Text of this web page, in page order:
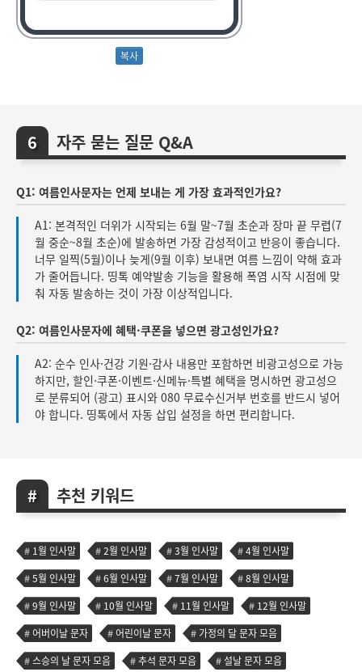
자주 묻는 질문 Q&A
Q1: 여름인사문자는 언제 보내는 게 가장 효과적인가요?
A1: 본격적인 더위가 시작되는 6월 말~7월 초순과 장마 끝 무렵(7
월 중순~8월 초순)에 발송하면 가장 감성적이고 반응이 좋습니다.
너무 일찍(5월)이나 늦게(9월 이후) 보내면 여름 느낌이 약해 효과
가 줄어듭니다. 띵톡 예약발송 기능을 활용해 폭염 시작 시점에 맞
춰 자동 발송하는 것이 가장 이상적입니다.
Q2: 여름인사문자에 혜택·쿠폰을 넣으면 광고성인가요?
A2: 순수 인사·건강 기원·감사 내용만 포함하면 비광고성으로 가능
하지만, 할인·쿠폰·이벤트·신메뉴·특별 혜택을 명시하면 광고성으
로 분류되어 (광고) 표시와 080 무료수신거부 번호를 반드시 넣어
야 합니다. 띵톡에서 자동 삽입 설정을 하면 편리합니다.
추천 키워드
1월 인사말 2월 인사말 3월 인사말
4월 인사말
5월 인사말
6월 인사말 7월 인사말
8월 인사말
9월 인사말
10월 인사말 11월 인사말
12월 인사말
어버이날 문자
어린이날 문자
가정의 달 문자 모음
스승의 날 문자 모음
추석 문자 모음 설날 문자 모음